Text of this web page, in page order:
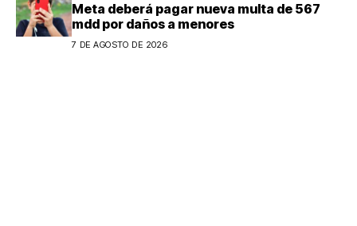
Meta deberá pagar nueva multa de 567
mdd por daños a menores
7 DE AGOSTO DE 2026